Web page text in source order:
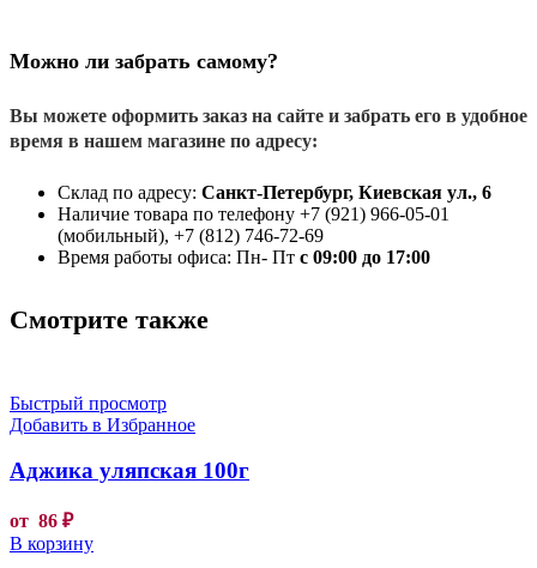
Можно ли забрать самому?
Вы можете оформить заказ на сайте и забрать его в удобное
время в нашем магазине по адресу:
Склад по адресу: Санкт-Петербург, Киевская ул., 6
Наличие товара по телефону +7 (921) 966-05-01
(мобильный), +7 (812) 746-72-69
Время работы офиса: Пн- Пт с 09:00 до 17:00
Смотрите также
Быстрый просмотр
Добавить в Избранное
Аджика уляпская 100г
от 86 ₽
В корзину